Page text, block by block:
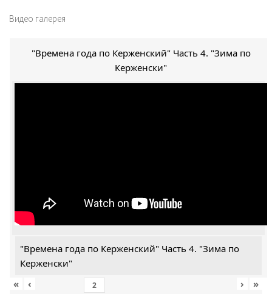
Видео галерея
"Времена года по Керженский" Часть 4. "Зима по
Керженски"
"Времена года по Керженский" Часть 4. "Зима по
Керженски"
«
‹ › »